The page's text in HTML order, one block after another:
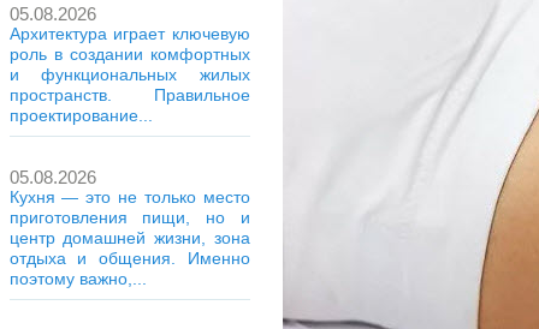
05.08.2026
Архитектура играет ключевую
роль в создании комфортных
и функциональных жилых
пространств. Правильное
проектирование...
05.08.2026
Кухня — это не только место
приготовления пищи, но и
центр домашней жизни, зона
отдыха и общения. Именно
поэтому важно,...